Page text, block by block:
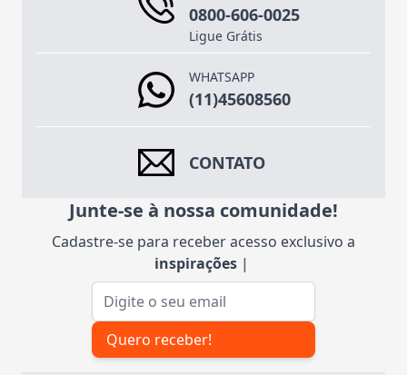
0800-606-0025
Ligue Grátis
WHATSAPP
(11)45608560
CONTATO
Junte-se à nossa comunidade!
Cadastre-se para receber acesso exclusivo a
inspiraçõ|
Endereço de e-mail
Quero receber!